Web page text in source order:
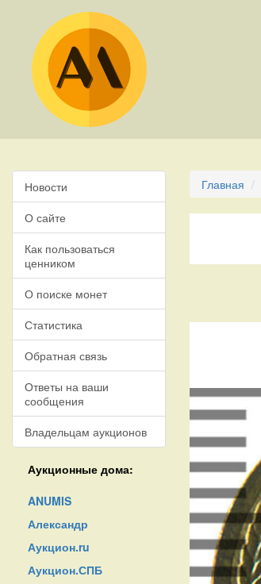
Новости
О сайте
Как пользоваться
ценником
О поиске монет
Статистика
Обратная связь
Ответы на ваши
сообщения
Владельцам аукционов
Аукционные дома:
ANUMIS
Александр
Аукцион.ru
Аукцион.СПБ
Главная